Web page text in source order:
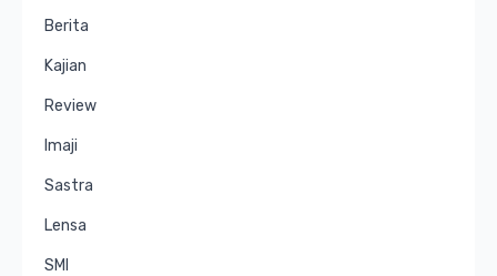
Berita
Kajian
Review
Imaji
Sastra
Lensa
SMI